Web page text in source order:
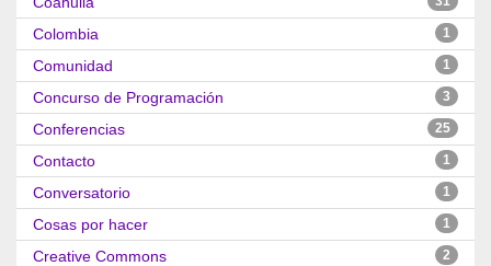
Colombia 1
Comunidad 1
Concurso de Programación 3
Conferencias 25
Contacto 1
Conversatorio 1
Cosas por hacer 1
Creative Commons 2